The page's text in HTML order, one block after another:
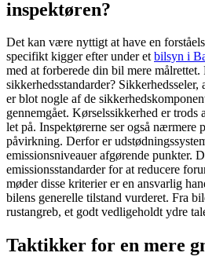
inspektøren?
Det kan være nyttigt at have en
specifikt kigger efter under etbilsyn i
med at forberede din bil mere
sikkerhedsstandarder? Sikkerhedsseler,
er blot nogle af de
gennemgået. Kørselssikkerhed er trods
let på. Inspektørerne ser også nærmere
påvirkning. Derfor er
emissionsniveauer afgørende punkter.
emissionsstandarder for at reducere
møder disse kriterier er en ansvarlig
bilens generelle tilstand vurderet. Fra
rustangreb, et godt vedligeholdt ydre
Taktikker for en mere